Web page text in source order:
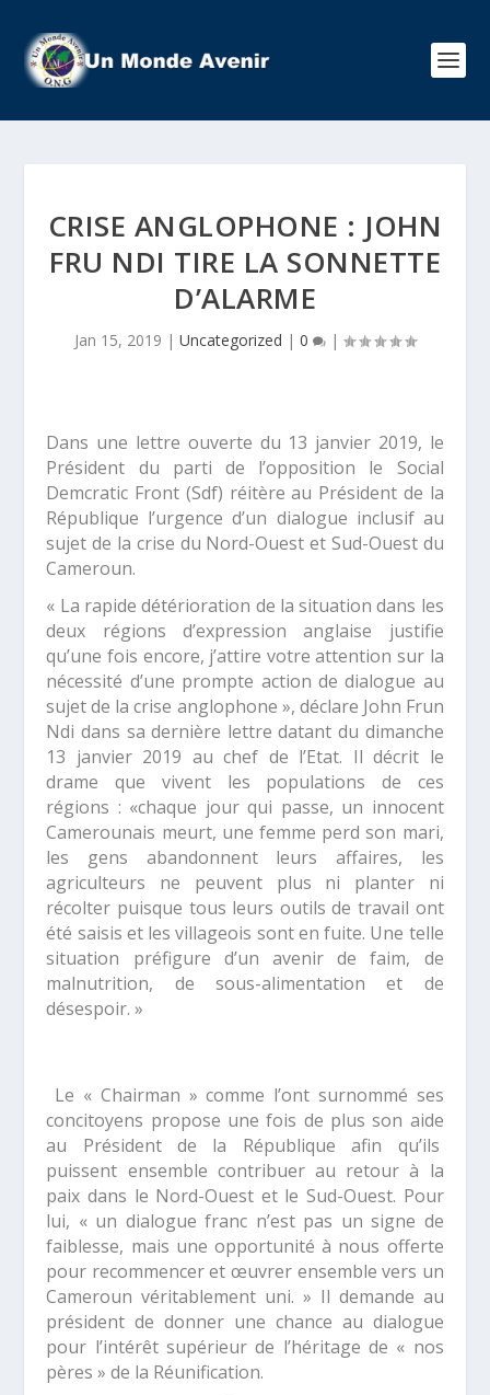
CRISE ANGLOPHONE : JOHN
FRU NDI TIRE LA SONNETTE
D’ALARME
Jan 15, 2019 | Uncategorized | 0 |
Dans une lettre ouverte du 13 janvier 2019, le
Président du parti de l’opposition le Social
Demcratic Front (Sdf) réitère au Président de la
République l’urgence d’un dialogue inclusif au
sujet de la crise du Nord-Ouest et Sud-Ouest du
Cameroun.
« La rapide détérioration de la situation dans les
deux régions d’expression anglaise justifie
qu’une fois encore, j’attire votre attention sur la
nécessité d’une prompte action de dialogue au
sujet de la crise anglophone », déclare John Frun
Ndi dans sa dernière lettre datant du dimanche
13 janvier 2019 au chef de l’Etat. Il décrit le
drame que vivent les populations de ces
régions : «chaque jour qui passe, un innocent
Camerounais meurt, une femme perd son mari,
les gens abandonnent leurs affaires, les
agriculteurs ne peuvent plus ni planter ni
récolter puisque tous leurs outils de travail ont
été saisis et les villageois sont en fuite. Une telle
situation préfigure d’un avenir de faim, de
malnutrition, de sous-alimentation et de
désespoir. »
Le « Chairman » comme l’ont surnommé ses
concitoyens propose une fois de plus son aide
au Président de la République afin qu’ils
puissent ensemble contribuer au retour à la
paix dans le Nord-Ouest et le Sud-Ouest. Pour
lui, « un dialogue franc n’est pas un signe de
faiblesse, mais une opportunité à nous offerte
pour recommencer et œuvrer ensemble vers un
Cameroun véritablement uni. » Il demande au
président de donner une chance au dialogue
pour l’intérêt supérieur de l’héritage de « nos
pères » de la Réunification.